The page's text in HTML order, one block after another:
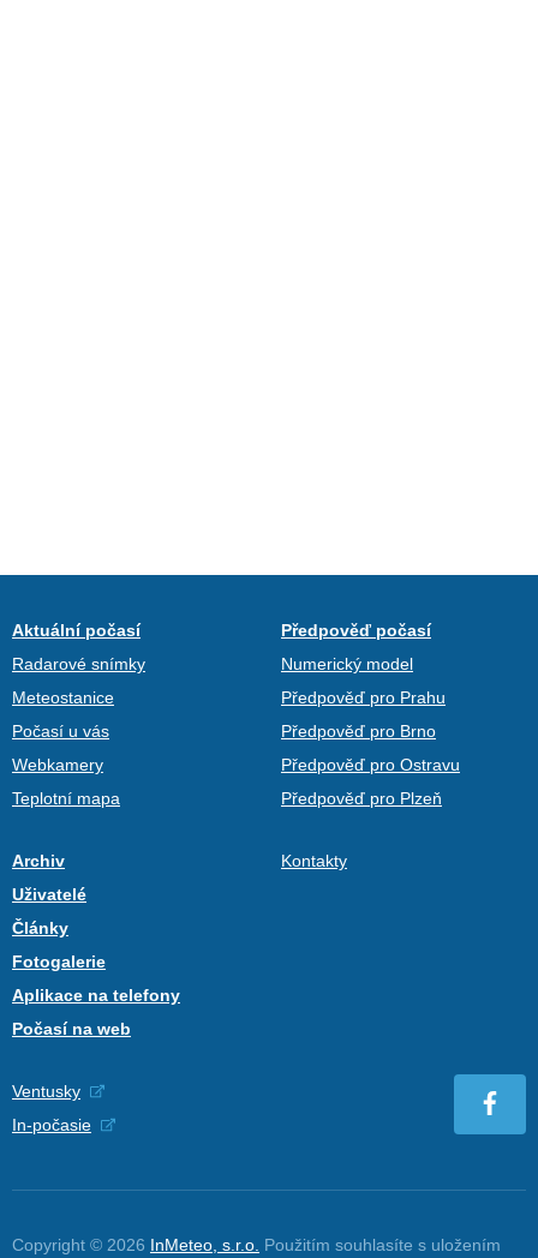
Aktuální počasí
Radarové snímky
Meteostanice
Počasí u vás
Webkamery
Teplotní mapa
Předpověď počasí
Numerický model
Předpověď pro Prahu
Předpověď pro Brno
Předpověď pro Ostravu
Předpověď pro Plzeň
Archiv
Uživatelé
Články
Fotogalerie
Aplikace na telefony
Počasí na web
Kontakty
Ventusky
In-počasie
Copyright © 2026 InMeteo, s.r.o. Použitím souhlasíte s uložením